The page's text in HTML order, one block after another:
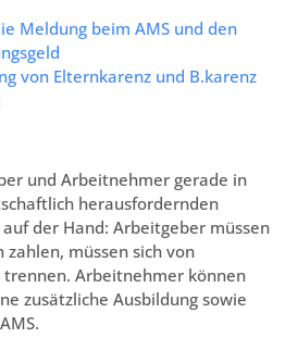
Meldung beim AMS und den
von Elternkarenz und B.karenz
und Arbeitnehmer gerade in
herausfordernden
der Hand: Arbeitgeber müssen
müssen sich von
Arbeitnehmer können
zusätzliche Ausbildung sowie